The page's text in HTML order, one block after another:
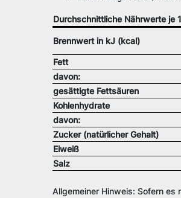
Durchschnittliche Nährwerte je
Brennwert in kJ (kcal)
Fett
davon:
gesättigte Fettsäuren
Kohlenhydrate
davon:
Zucker (natürlicher Gehalt)
Eiweiß
Salz
Allgemeiner Hinweis: Sofern es